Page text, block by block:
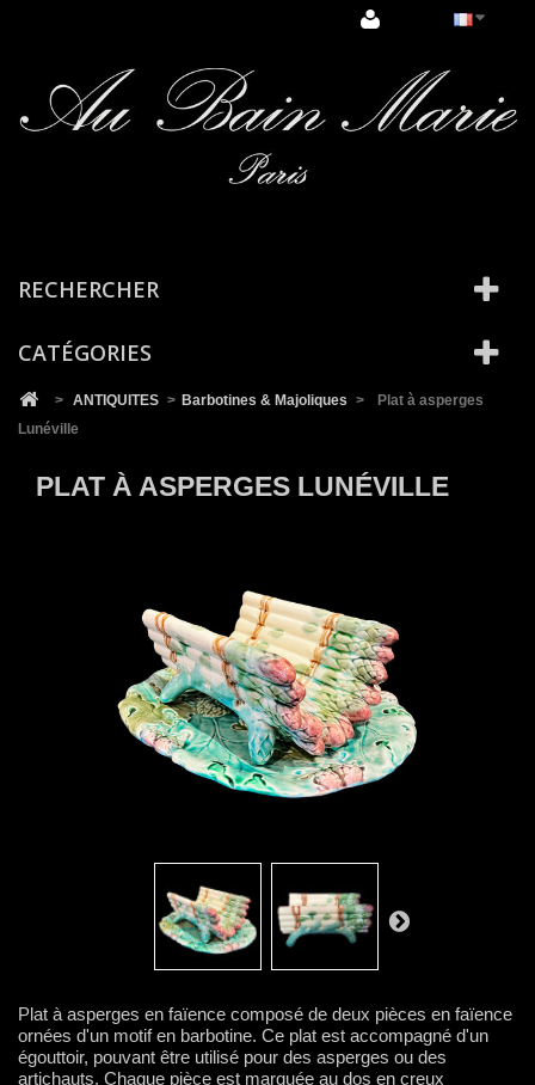
RECHERCHER
CATÉGORIES
> ANTIQUITES > Barbotines & Majoliques >
Plat à asperges
Lunéville
PLAT À ASPERGES LUNÉVILLE
Plat à asperges en faïence composé de deux pièces en faïence
ornées d'un motif en barbotine. Ce plat est accompagné d'un
égouttoir, pouvant être utilisé pour des asperges ou des
artichauts. Chaque pièce est marquée au dos en creux